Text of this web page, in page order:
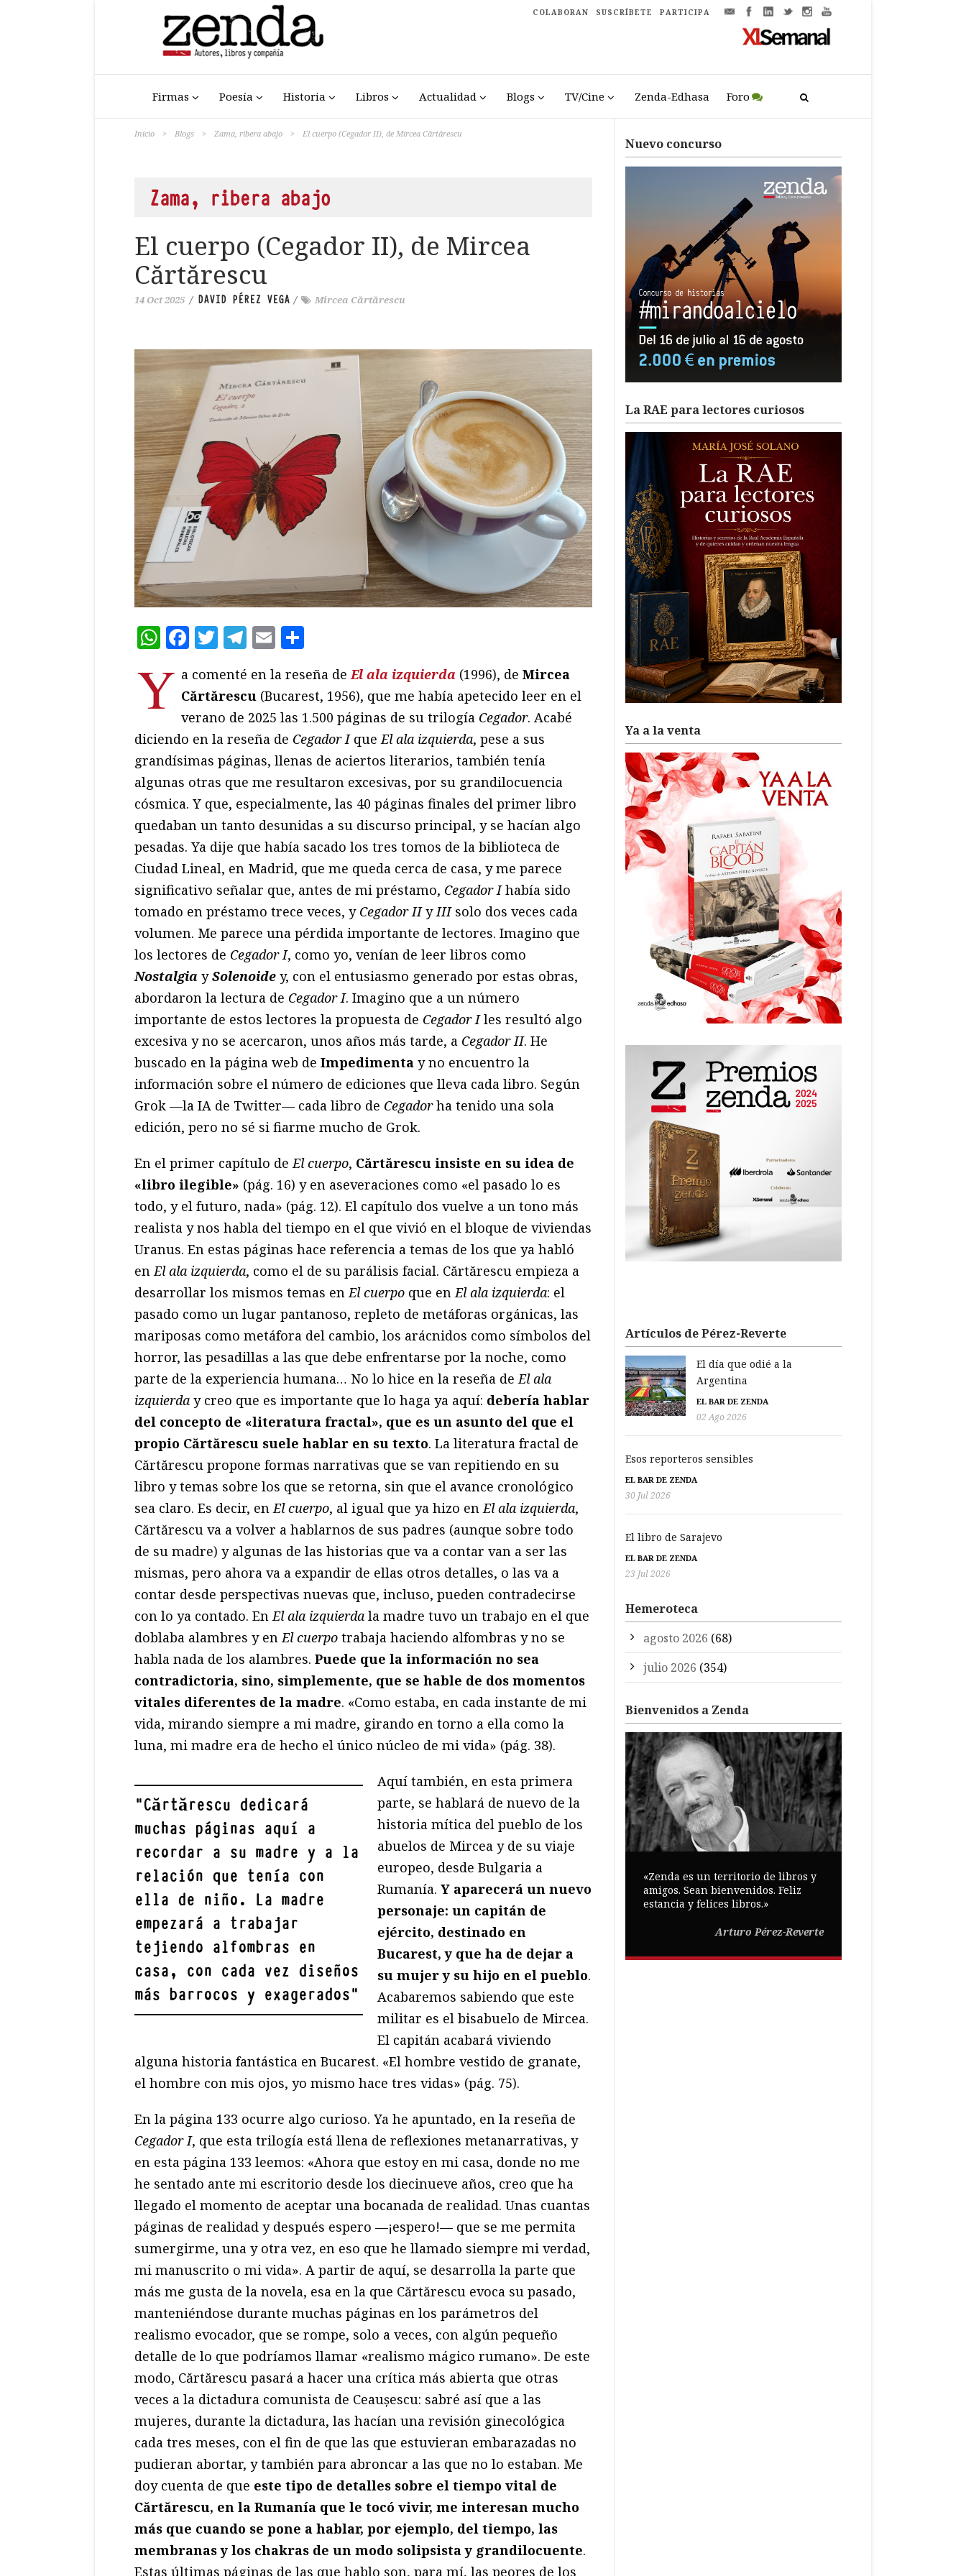
COLABORAN SUSCRÍBETE PARTICIPA
Firmas Poesía Historia Libros Actualidad Blogs TV/Cine Zenda-Edhasa Foro
Inicio > Blogs > Zama, ribera abajo > El cuerpo (Cegador II), de Mircea Cărtărescu
Zama, ribera abajo
El cuerpo (Cegador II), de Mircea
Cărtărescu
14 Oct 2025 / DAVID PÉREZ VEGA / Mircea Cărtărescu
WhatsApp
Facebook
Twitter
Telegram
Email
Y a comenté en la reseña deEl ala izquierda (1996), de Mircea
Cărtărescu (Bucarest, 1956), que me había apetecido leer en el
verano de 2025 las 1.500 páginas de su trilogía Cegador. Acabé
diciendo en la reseña de Cegador IqueEl ala izquierda, pese a sus
grandísimas páginas, llenas de aciertos literarios, también tenía
algunas otras que me resultaron excesivas, por su grandilocuencia
cósmica. Y que, especialmente, las 40 páginas finales del primer libro
quedaban un tanto desunidas a su discurso principal, y se hacían algo
pesadas. Ya dije que había sacado los tres tomos de la biblioteca de
Ciudad Lineal, en Madrid, que me queda cerca de casa, y me parece
significativo señalar que, antes de mi préstamo, Cegador Ihabía sido
tomado en préstamo trece veces, y Cegador IIyIIIsolo dos veces cada
volumen. Me parece una pérdida importante de lectores. Imagino que
los lectores de Cegador I, como yo, venían de leer libros como
Nostalgia ySolenoide y, con el entusiasmo generado por estas obras,
abordaron la lectura de Cegador I. Imagino que a un número
importante de estos lectores la propuesta de Cegador Iles resultó algo
excesiva y no se acercaron, unos años más tarde, a Cegador II. He
buscado en la página web de Impedimenta y no encuentro la
información sobre el número de ediciones que lleva cada libro. Según
Grok —la IA de Twitter— cada libro de Cegadorha tenido una sola
edición, pero no sé si fiarme mucho de Grok.
En el primer capítulo deEl cuerpo, Cărtărescu insiste en su idea de
«libro ilegible» (pág. 16) y en aseveraciones como «el pasado lo es
todo, y el futuro, nada» (pág. 12). El capítulo dos vuelve a un tono más
realista y nos habla del tiempo en el que vivió en el bloque de viviendas
Uranus. En estas páginas hace referencia a temas de los que ya habló
enEl ala izquierda, como el de su parálisis facial. Cărtărescu empieza a
desarrollar los mismos temas enEl cuerpo que enEl ala izquierda: el
pasado como un lugar pantanoso, repleto de metáforas orgánicas, las
mariposas como metáfora del cambio, los arácnidos como símbolos del
horror, las pesadillas a las que debe enfrentarse por la noche, como
parte de la experiencia humana… No lo hice en la reseña deEl ala
izquierda y creo que es importante que lo haga ya aquí: debería hablar
del concepto de «literatura fractal», que es un asunto del que el
propio Cărtărescu suele hablar en su texto. La literatura fractal de
Cărtărescu propone formas narrativas que se van repitiendo en su
libro y temas sobre los que se retorna, sin que el avance cronológico
sea claro. Es decir, enEl cuerpo, al igual que ya hizo enEl ala izquierda,
Cărtărescu va a volver a hablarnos de sus padres (aunque sobre todo
de su madre) y algunas de las historias que va a contar van a ser las
mismas, pero ahora va a expandir de ellas otros detalles, o las va a
contar desde perspectivas nuevas que, incluso, pueden contradecirse
con lo ya contado. EnEl ala izquierda la madre tuvo un trabajo en el que
doblaba alambres y enEl cuerpo trabaja haciendo alfombras y no se
habla nada de los alambres. Puede que la información no sea
contradictoria, sino, simplemente, que se hable de dos momentos
vitales diferentes de la madre. «Como estaba, en cada instante de mi
vida, mirando siempre a mi madre, girando en torno a ella como la
luna, mi madre era de hecho el único núcleo de mi vida» (pág. 38).
"Cărtărescu dedicará
muchas páginas aquí a
recordar a su madre y a la
relación que tenía con
ella de niño. La madre
empezará a trabajar
tejiendo alfombras en
casa, con cada vez diseños
más barrocos y exagerados"
Aquí también, en esta primera
parte, se hablará de nuevo de la
historia mítica del pueblo de los
abuelos de Mircea y de su viaje
europeo, desde Bulgaria a
Rumanía.Y aparecerá un nuevo
personaje: un capitán de
ejército, destinado en
Bucarest, y que ha de dejar a
su mujer y su hijo en el pueblo.
Acabaremos sabiendo que este
militar es el bisabuelo de Mircea.
El capitán acabará viviendo
alguna historia fantástica en Bucarest. «El hombre vestido de granate,
el hombre con mis ojos, yo mismo hace tres vidas» (pág. 75).
En la página 133 ocurre algo curioso. Ya he apuntado, en la reseña de
Cegador I, que esta trilogía está llena de reflexiones metanarrativas, y
en esta página 133 leemos: «Ahora que estoy en mi casa, donde no me
he sentado ante mi escritorio desde los diecinueve años, creo que ha
llegado el momento de aceptar una bocanada de realidad. Unas cuantas
páginas de realidad y después espero —¡espero!— que se me permita
sumergirme, una y otra vez, en eso que he llamado siempre mi verdad,
mi manuscrito o mi vida». A partir de aquí, se desarrolla la parte que
más me gusta de la novela, esa en la que Cărtărescu evoca su pasado,
manteniéndose durante muchas páginas en los parámetros del
realismo evocador, que se rompe, solo a veces, con algún pequeño
detalle de lo que podríamos llamar «realismo mágico rumano». De este
modo, Cărtărescu pasará a hacer una crítica más abierta que otras
veces a la dictadura comunista de Ceaușescu: sabré así que a las
mujeres, durante la dictadura, las hacían una revisión ginecológica
cada tres meses, con el fin de que las que estuvieran embarazadas no
pudieran abortar, y también para abroncar a las que no lo estaban. Me
doy cuenta de que este tipo de detalles sobre el tiempo vital de
Cărtărescu, en la Rumanía que le tocó vivir, me interesan mucho
más que cuando se pone a hablar, por ejemplo, del tiempo, las
membranas y los chakras de un modo solipsista y grandilocuente.
Estas últimas páginas de las que hablo son, para mí, las peores de los
Nuevo concurso
La RAE para lectores curiosos
Ya a la venta
Artículos de Pérez-Reverte
El día que odié a la
Argentina
EL BAR DE ZENDA
02 Ago 2026
Esos reporteros sensibles
EL BAR DE ZENDA
30 Jul 2026
El libro de Sarajevo
EL BAR DE ZENDA
23 Jul 2026
Hemeroteca
agosto 2026 (68)
julio 2026 (354)
Bienvenidos a Zenda
«Zenda es un territorio de libros y
amigos. Sean bienvenidos. Feliz
estancia y felices libros.»
Arturo Pérez-Reverte